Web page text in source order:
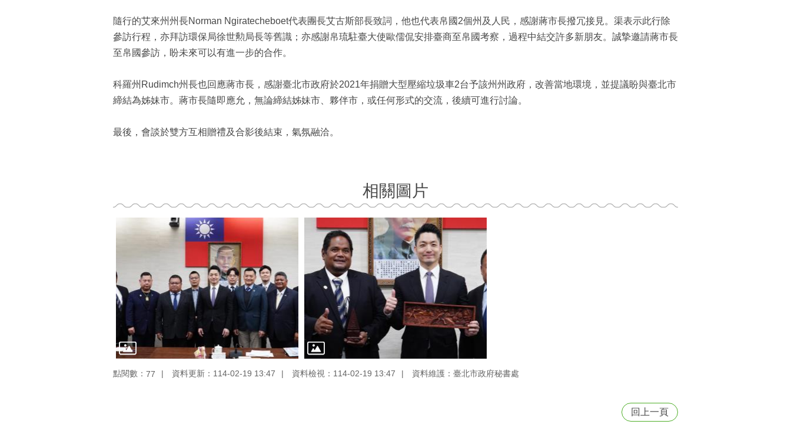
隨行的艾來州州長Norman Ngiratecheboet代表團長艾古斯部長致詞，他也代表帛國2個州及人民，感謝蔣市長撥冗接見。渠表示此行除
參訪行程，亦拜訪環保局徐世勲局長等舊識；亦感謝帛琉駐臺大使歐儒侃安排臺商至帛國考察，過程中結交許多新朋友。誠摯邀請蔣市長
至帛國參訪，盼未來可以有進一步的合作。
科羅州Rudimch州長也回應蔣市長，感謝臺北市政府於2021年捐贈大型壓縮垃圾車2台予該州州政府，改善當地環境，並提議盼與臺北市
締結為姊妹市。蔣市長隨即應允，無論締結姊妹市、夥伴市，或任何形式的交流，後續可進行討論。
最後，會談於雙方互相贈禮及合影後結束，氣氛融洽。
相關圖片
點閱數： 77 資料更新：114-02-19 13:47 資料檢視：114-02-19 13:47 資料維護：臺北市政府秘書處
回上一頁